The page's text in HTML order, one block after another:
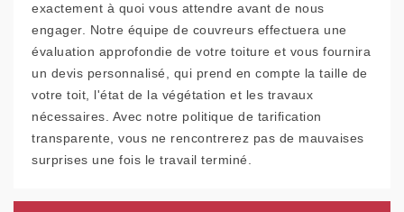
exactement à quoi vous attendre avant de nous
engager. Notre équipe de couvreurs effectuera une
évaluation approfondie de votre toiture et vous fournira
un devis personnalisé, qui prend en compte la taille de
votre toit, l'état de la végétation et les travaux
nécessaires. Avec notre politique de tarification
transparente, vous ne rencontrerez pas de mauvaises
surprises une fois le travail terminé.